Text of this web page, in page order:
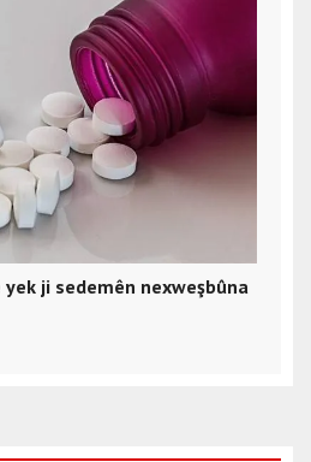
ji sedemên nexweşbûna